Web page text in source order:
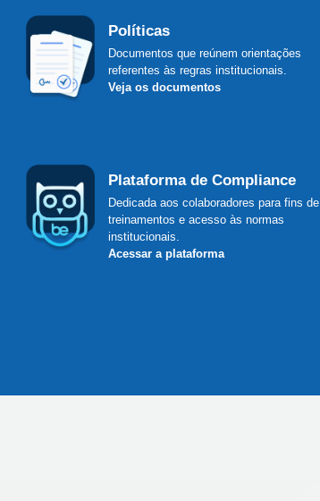
Políticas
Documentos que reúnem orientações
referentes às regras institucionais.
Veja os documentos
Plataforma de Compliance
Dedicada aos colaboradores para fins de
treinamentos e acesso às normas
institucionais.
Acessar a plataforma